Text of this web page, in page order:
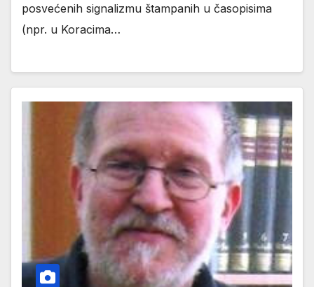
posvećenih signalizmu štampanih u časopisima
(npr. u Koracima…